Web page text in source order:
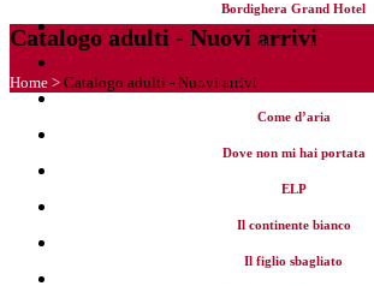
Catalogo adulti - Nuovi arrivi
Home > Catalogo adulti - Nuovi arrivi
Bordighera Grand Hotel
Brick for stone
Buchi bianchi : dentro
Come d’aria
Dove non mi hai portata
ELP
Il continente bianco
Il figlio sbagliato